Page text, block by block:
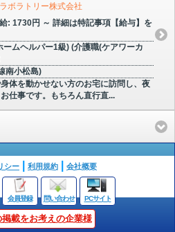
ボラトリー株式会社
: 1730円 ～ 詳細は特記事項【給与】を
ムヘルパー1級) (介護職(ケアワーカ
南小松島)
体を動かせない方のお宅に訪問し、夜
仕事です。もちろん直行直...
シー 利用規約 会社概要
会員登録 問い合わせ PCサイト
載をお考えの企業様